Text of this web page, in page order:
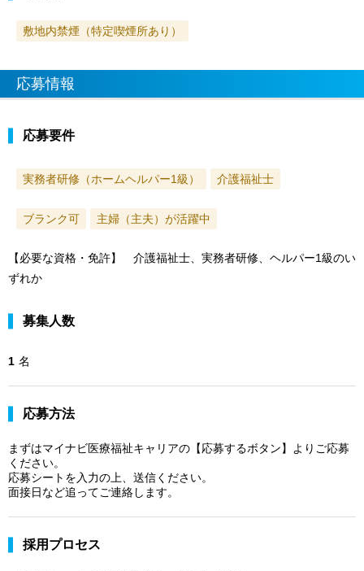
敷地内禁煙（特定喫煙所あり）
応募情報
応募要件
実務者研修（ホームヘルパー1級） 介護福祉士
ブランク可 主婦（主夫）が活躍中
【必要な資格・免許】 介護福祉士、実務者研修、ヘルパー1級のい
ずれか
募集人数
1 名
応募方法
まずはマイナビ医療福祉キャリアの【応募するボタン】よりご応募
ください。
応募シートを入力の上、送信ください。
面接日など追ってご連絡します。
採用プロセス